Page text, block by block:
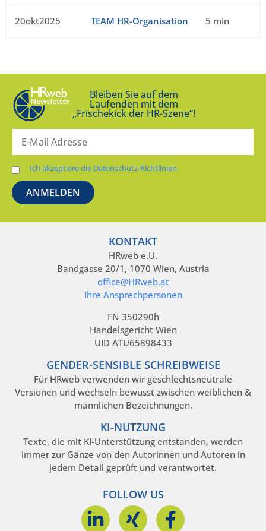
20okt2025 TEAM HR-Organisation 5 min
Bleiben Sie auf dem
Laufenden mit dem
„Frischekick der HR-Szene“!
Ich akzeptiere die Datenschutz-Richtlinien.
KONTAKT
HRweb e.U.
Bandgasse 20/1, 1070 Wien, Austria
office@HRweb.at
Ihre Ansprechpersonen
FN 350290h
Handelsgericht Wien
UID ATU65898433
GENDER-SENSIBLE SCHREIBWEISE
Für HRweb verwenden wir geschlechtsneutrale
Versionen und wechseln bewusst zwischen weiblichen &
männlichen Bezeichnungen.
KI-NUTZUNG
Texte, die mit KI-Unterstützung entstanden, werden
immer zur Gänze von den Autorinnen und Autoren in
jedem Detail geprüft und verantwortet.
FOLLOW US